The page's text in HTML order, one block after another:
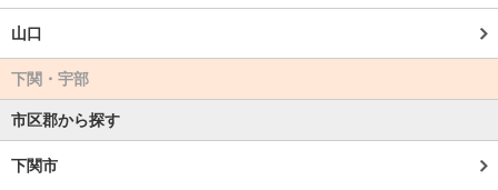
山口
下関・宇部
市区郡から探す
下関市